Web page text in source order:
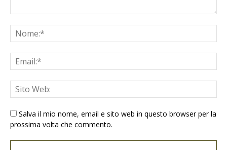
Salva il mio nome, email e sito web in questo browser per la
prossima volta che commento.